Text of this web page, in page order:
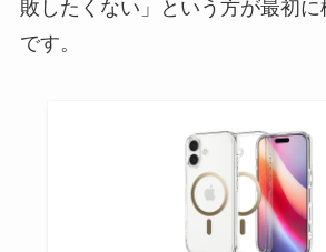
敗したくない」という方が最初
です。